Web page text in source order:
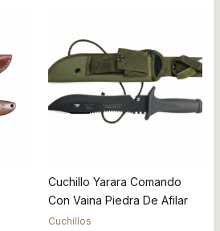
Cuchillo Yarara Comando
Con Vaina Piedra De Afilar
Cuchillos